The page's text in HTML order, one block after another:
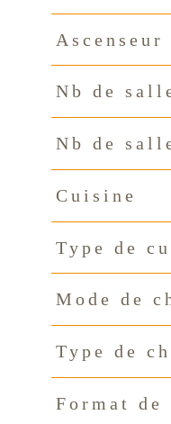
Ascenseur
Nb de
Nb de
Cuisine
Type de
Mode de
Type de
Format de